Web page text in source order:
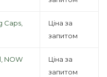
Caps,
Ціна за
запитом
NOW
Ціна за
запитом